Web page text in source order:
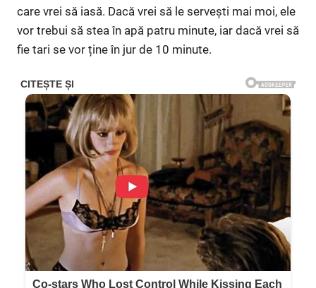
care vrei să iasă. Dacă vrei să le servești mai moi, ele
vor trebui să stea în apă patru minute, iar dacă vrei să
fie tari se vor ține în jur de 10 minute.